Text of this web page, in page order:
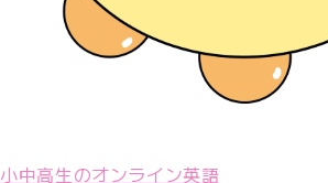
小中高生のオンライン英語